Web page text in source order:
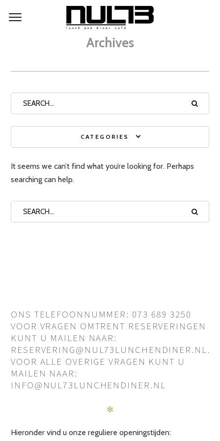
Archives
CATEGORIES
It seems we can’t find what you’re looking for. Perhaps
searching can help.
ONS TELEFOONNUMMER: 073 689 3250
VOOR VRAGEN OMTRENT RESERVERINGEN
KUNT U MAILEN NAAR:
RESERVERING@NUL73LUNCHENDINER.NL.
VOOR ALLE OVERIGE VRAGEN KUNT U
MAILEN NAAR:
INFO@NUL73LUNCHENDINER.NL
✻
Hieronder vind u onze reguliere openingstijden: